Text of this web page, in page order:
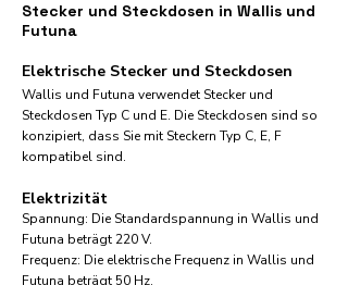
Stecker und Steckdosen in Wallis und
Futuna
Elektrische Stecker und Steckdosen
Wallis und Futuna verwendet Stecker und
Steckdosen Typ C und E. Die Steckdosen sind so
konzipiert, dass Sie mit Steckern Typ C, E, F
kompatibel sind.
Elektrizität
Spannung: Die Standardspannung in Wallis und
Futuna beträgt 220 V.
Frequenz: Die elektrische Frequenz in Wallis und
Futuna beträgt 50 Hz.